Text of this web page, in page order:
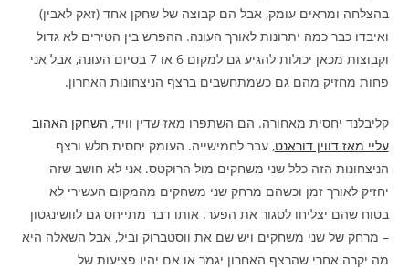
בהצלחה ומראים עומק, אבל הם קבוצה של שחקן אחד (זאק לאבין)
ואיבדו כבר כמה יתרונות לאורך העונה. ההפרש בין הטירים לא גדול
וקבוצות מכאן יכולות להגיע גם למקום 6 או 7 בסיום העונה, אבל אני
פחות מחזיק מהם גם כשמתחשבים ברצף הניצחונות האחרון.
קליבלנד יחסית מאחורה. הם השתפרו מאז שדין וויד, השחקן האהוב
עליי מאז דווין דוראנט, עבר לחמישייה. העומק יחסית חלש ורצף
הניצחונות הזה כלל שני משחקים מול הרוקטס. אני לא חושב שזה
יחזיק לאורך זמן וכשהם מרחק שני משחקים מהמקום העשירי לא
בטוח שהם יצליחו לסגור את הפער. אותו דבר מתייחס גם לוושינגטון
– מרחק של שני משחקים ויש שם את ווסטברוק וביל, אבל השאלה היא
מה יקרה אחרי שהרצף האחרון יגמר או אם יהיו פציעות של